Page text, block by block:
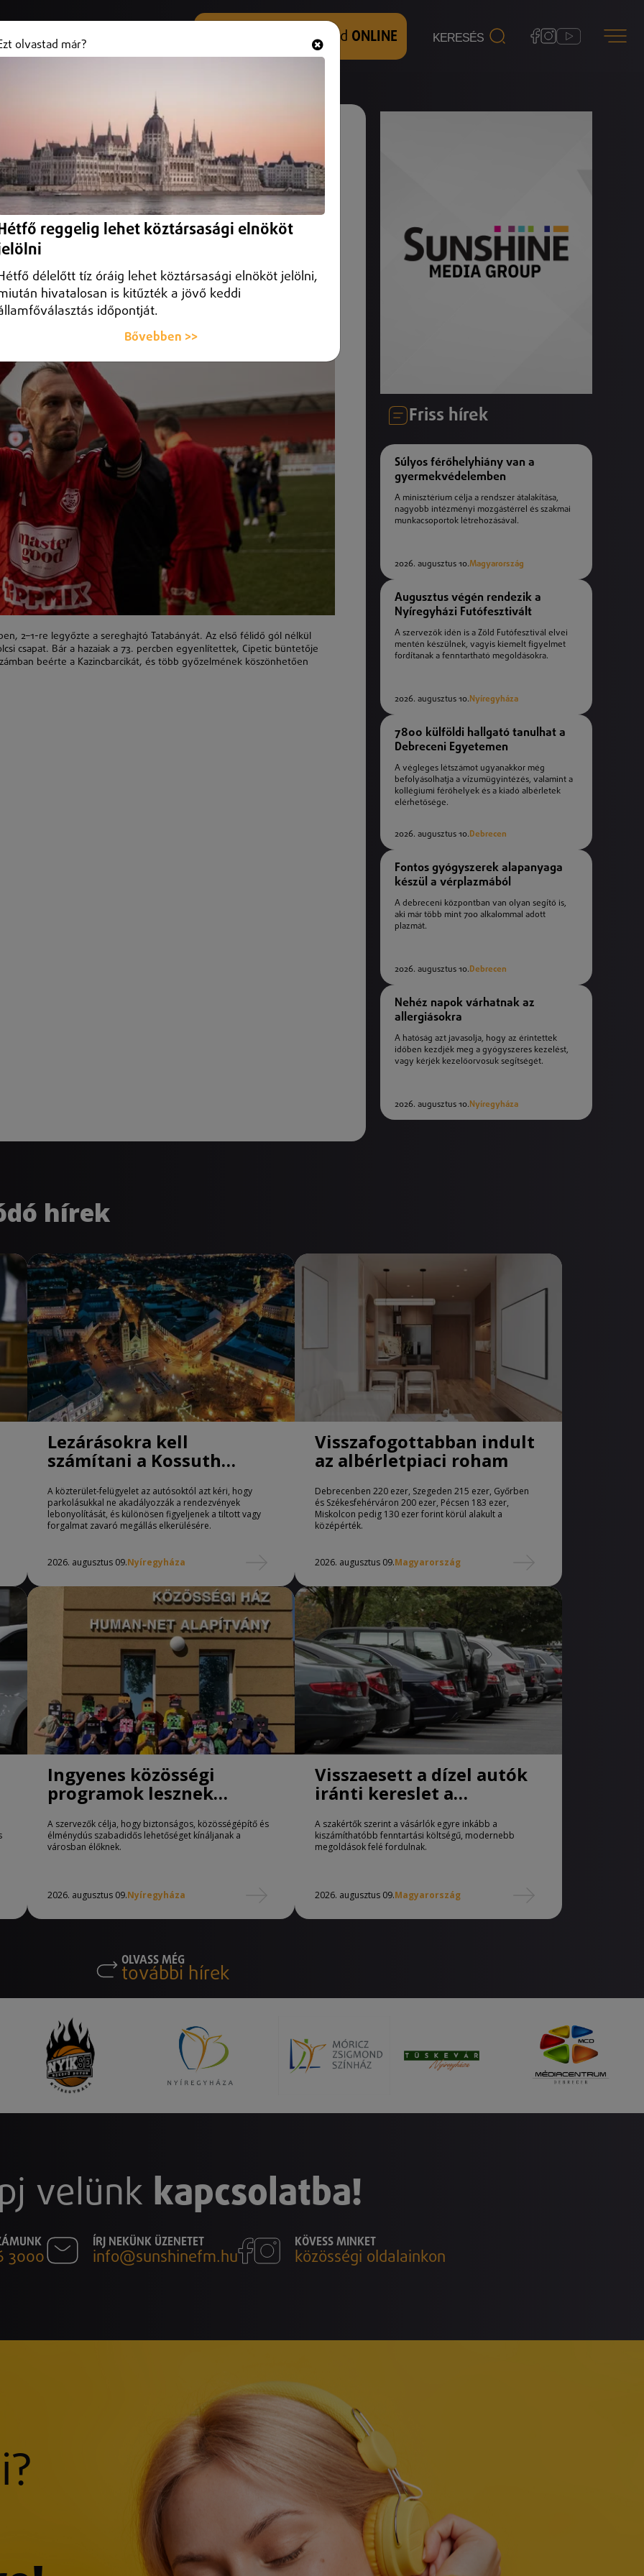
+36 (20) 316 3000 Hallgasd és nézd ONLINE
az NB II-ben
2–1-re legyőzte a sereghajtó Tatabányát.
2–1-re legyőzte a sereghajtó Tatabányát. Az első félidő gól nélkül
csapat. Bár a hazaiak a 73. percben egyenlítettek, Cipetic büntetője
beérte a Kazincbarcikát, és több győzelmének köszönhetően
Friss hírek
Súlyos férőhelyhiány van a
gyermekvédelemben
A minisztérium célja a rendszer átalakítása,
nagyobb intézményi mozgástérrel és szakmai
munkacsoportok létrehozásával.
2026. augusztus 10.Magyarország
Augusztus végén rendezik a
Nyíregyházi Futófesztivált
A szervezők idén is a Zöld Futófesztivál elvei
mentén készülnek, vagyis kiemelt figyelmet
fordítanak a fenntartható megoldásokra.
2026. augusztus 10. Nyíregyháza
7800 külföldi hallgató tanulhat a
Debreceni Egyetemen
A végleges létszámot ugyanakkor még
befolyásolhatja a vízumügyintézés, valamint a
kollégiumi férőhelyek és a kiadó albérletek
elérhetősége.
2026. augusztus 10.Debrecen
Fontos gyógyszerek alapanyaga
készül a vérplazmából
A debreceni központban van olyan segítő is,
aki már több mint 700 alkalommal adott
plazmát.
2026. augusztus 10.Debrecen
Nehéz napok várhatnak az
allergiásokra
A hatóság azt javasolja, hogy az érintettek
időben kezdjék meg a gyógyszeres kezelést,
vagy kérjék kezelőorvosuk segítségét.
2026. augusztus 10. Nyíregyháza
hírek
Lezárásokra kell
számítani a Kossuth
A közterület-felügyelet az autósoktól azt kéri, hogy
parkolásukkal ne akadályozzák a rendezvények
lebonyolítását, és különösen figyeljenek a tiltott vagy
forgalmat zavaró megállás elkerülésére.
2026. augusztus 09.Nyíregyháza
Visszafogottabban indult
az albérletpiaci roham
Debrecenben 220 ezer, Szegeden 215 ezer, Győrben
és Székesfehérváron 200 ezer, Pécsen 183 ezer,
Miskolcon pedig 130 ezer forint körül alakult a
középérték.
2026. augusztus 09.Magyarország
Ingyenes közösségi
programok lesznek
Nyíregyházán
A szervezők célja, hogy biztonságos, közösségépítő és
élménydús szabadidős lehetőséget kínáljanak a
városban élőknek.
2026. augusztus 09.Nyíregyháza
Visszaesett a dízel autók
iránti kereslet a
A szakértők szerint a vásárlók egyre inkább a
kiszámíthatóbb fenntartási költségű, modernebb
megoldások felé fordulnak.
2026. augusztus 09.Magyarország
OLVASS MÉG
további hírek
velünk kapcsolatba!
3000
ÍRJ NEKÜNK ÜZENETET
info@sunshinefm.hu
KÖVESS MINKET
közösségi oldalainkon
olvastad már?
Hétfő reggelig lehet köztársasági elnököt
Hétfő délelőtt tíz óráig lehet köztársasági elnököt jelölni,
hivatalosan is kitűzték a jövő keddi
időpontját.
Bővebben >>